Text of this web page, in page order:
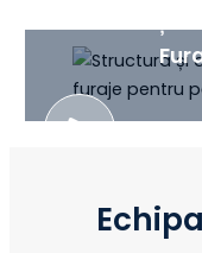
Structura Și